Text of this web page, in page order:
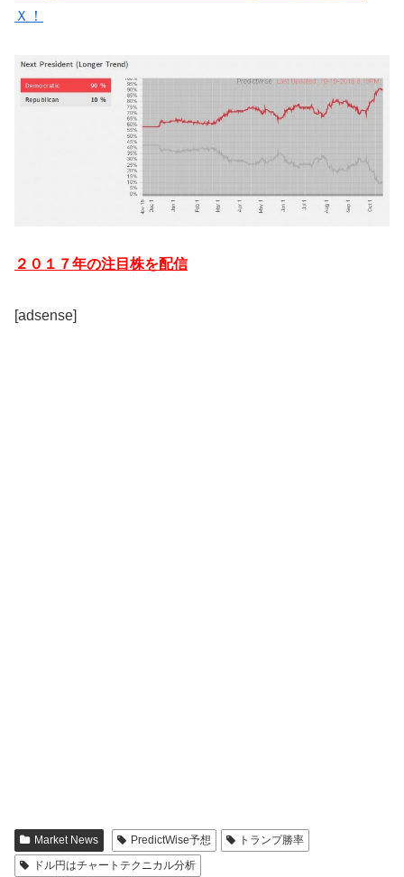
Ｘ！
２０１７年の注目株を配信
[adsense]
Market News PredictWise予想
トランプ勝率
ドル円はチャートテクニカル分析